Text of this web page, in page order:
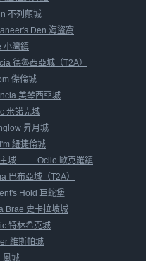
不列顛城
Den 海盜窩
小灣鎮
德魯西亞城（T2A）
傑倫城
美琴西亞城
米諾克城
昇月城
紐捷倫城
城 —— Ocllo 歐克羅鎮
巴布亞城（T2A）
Hold 巨蛇堡
Brae 史卡拉坡城
特林希克城
維斯帕城
風城